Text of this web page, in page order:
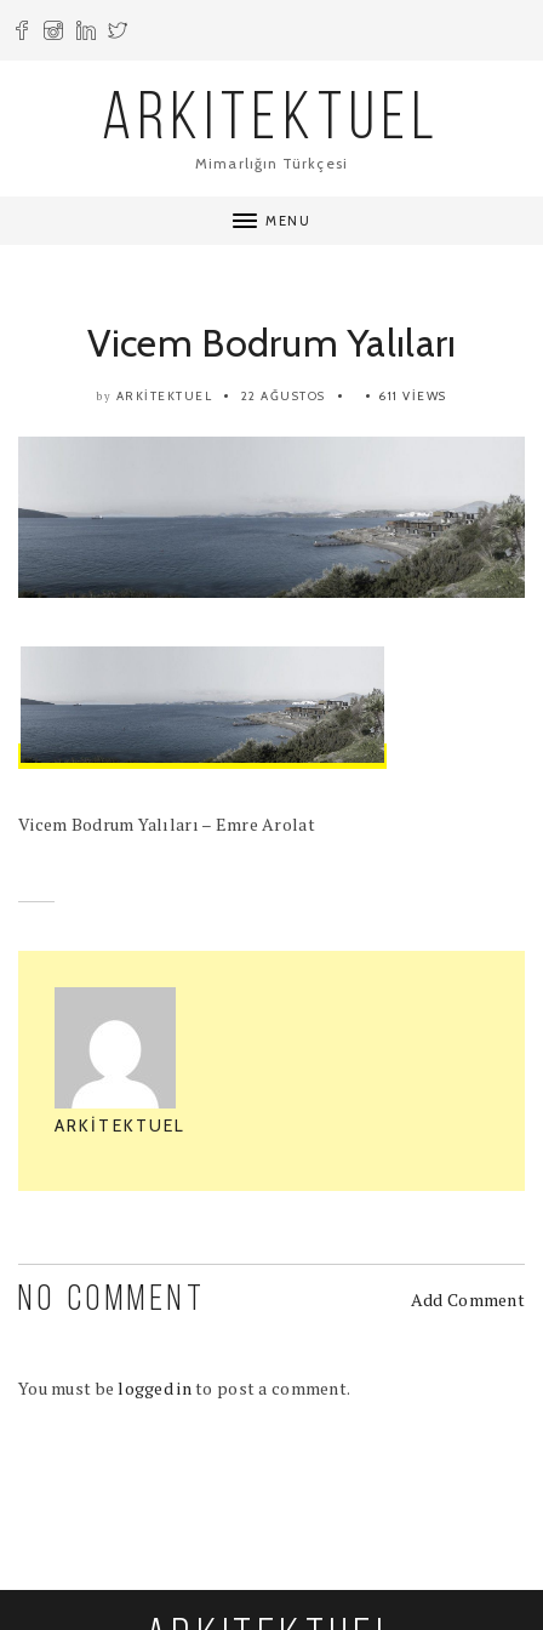
ARKITEKTUEL
Mimarlığın Türkçesi
MENU
Vicem Bodrum Yalıları
by ARKITEKTUEL 22 AĞUSTOS 611 VIEWS
Vicem Bodrum Yalıları – Emre Arolat
ARKITEKTUEL
NO COMMENT Add Comment
You must belogged into post a comment.